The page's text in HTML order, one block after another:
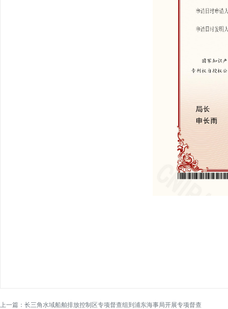
上一篇： 长三角水域船舶排放控制区专项督查组到浦东海事局开展专项督查